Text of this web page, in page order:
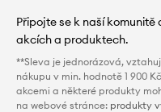
Připojte se k naší
akcích a produktech.
**Sleva je jednorázová,
nákupu v min. hodnotě 1 900
akcemi a některé produkty
na webové stránce: produkty